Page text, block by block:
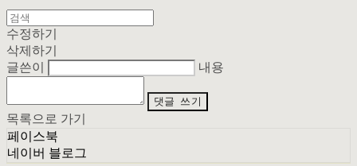
수정하기
삭제하기
글쓴이
내용
댓글 쓰기
목록으로 가기
페이스북
네이버 블로그